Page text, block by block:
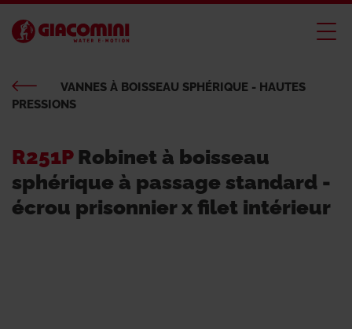
VANNES À BOISSEAU SPHÉRIQUE - HAUTES
PRESSIONS
R251PRobinet à boisseau
sphérique à passage standard -
écrou prisonnier x filet intérieur